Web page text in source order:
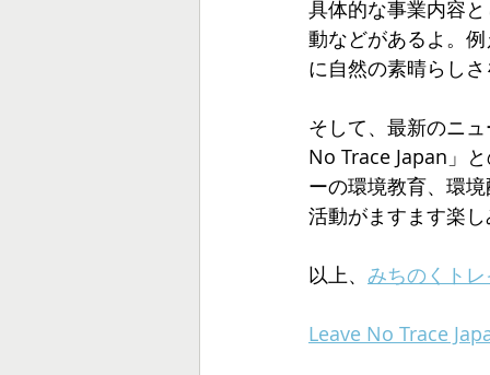
具体的な事業内容
動などがあるよ。
に自然の素晴らし
そして、最新のニ
No Trace Japan」
ーの環境教育、環
活動がますます楽
以上、 みちのくト
Leave No Trace